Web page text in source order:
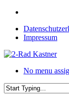
Skip
main
contentImpressum
No menu